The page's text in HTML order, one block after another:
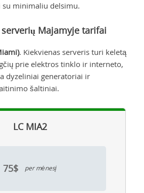
minimaliu delsimu.
Majamyje tarifai
. Kiekvienas serveris turi keletą
prie elektros tinklo ir interneto,
dyzeliniai generatoriai ir
šaltiniai.
LC MIA2
75$ per mėnesį